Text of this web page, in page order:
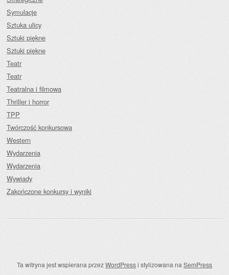
Symulacje
Sztuka ulicy
Sztuki piękne
Sztuki piękne
Teatr
Teatr
Teatralna i filmowa
Thriller i horror
TPP
Twórczość konkursowa
Western
Wydarzenia
Wydarzenia
Wywiady
Zakończone konkursy i wyniki
Ta witryna jest wspierana przezWordPressi stylizowana na SemPress